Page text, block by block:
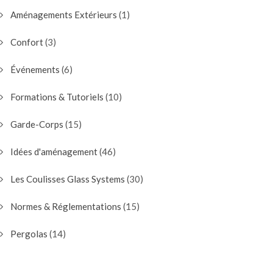
Aménagements Extérieurs (1)
Confort(3)
Événements (6)
Formations & Tutoriels (10)
Garde-Corps (15)
Idées d'aménagement(46)
Les Coulisses Glass Systems (30)
Normes & Réglementations (15)
Pergolas (14)